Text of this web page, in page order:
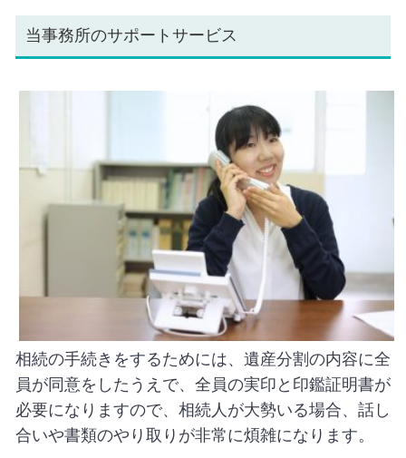
当事務所のサポートサービス
相続の手続きをするためには、遺産分割の内容に全
員が同意をしたうえで、全員の実印と印鑑証明書が
必要になりますので、相続人が大勢いる場合、話し
合いや書類のやり取りが非常に煩雑になります。